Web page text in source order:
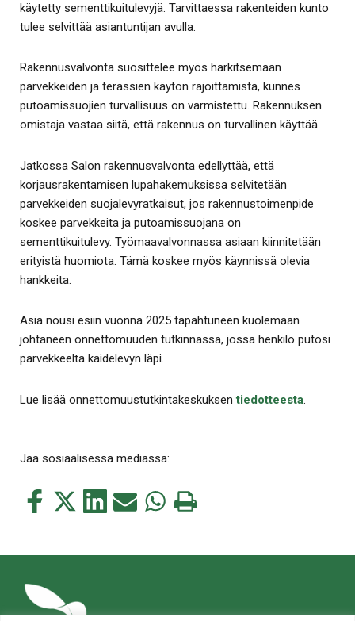
käytetty sementtikuitulevyjä. Tarvittaessa rakenteiden kunto
tulee selvittää asiantuntijan avulla.
Rakennusvalvonta suosittelee myös harkitsemaan
parvekkeiden ja terassien käytön rajoittamista, kunnes
putoamissuojien turvallisuus on varmistettu. Rakennuksen
omistaja vastaa siitä, että rakennus on turvallinen käyttää.
Jatkossa Salon rakennusvalvonta edellyttää, että
korjausrakentamisen lupahakemuksissa selvitetään
parvekkeiden suojalevyratkaisut, jos rakennustoimenpide
koskee parvekkeita ja putoamissuojana on
sementtikuitulevy. Työmaavalvonnassa asiaan kiinnitetään
erityistä huomiota. Tämä koskee myös käynnissä olevia
hankkeita.
Asia nousi esiin vuonna 2025 tapahtuneen kuolemaan
johtaneen onnettomuuden tutkinnassa, jossa henkilö putosi
parvekkeelta kaidelevyn läpi.
Lue lisää onnettomuustutkintakeskuksentiedotteesta
Jaa sosiaalisessa mediassa:
Jaa
Jaa
Jaa Jaa Jaa Tulosta